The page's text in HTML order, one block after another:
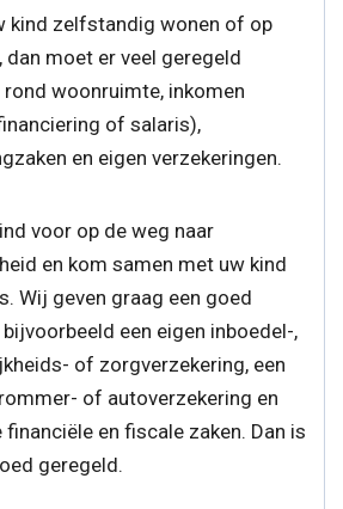
kind zelfstandig wonen of op
dan moet er veel geregeld
woonruimte, inkomen
of salaris),
en eigen verzekeringen.
voor op de weg naar
en kom samen met uw kind
Wij geven graag een goed
een eigen inboedel-,
of zorgverzekering, een
of autoverzekering en
financiële en fiscale zaken. Dan is
geregeld.